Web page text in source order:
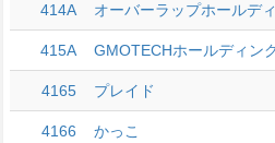
414A オーバーラップホールデ
415A GMOTECHホールディン
4165 プレイド
4166 かっこ